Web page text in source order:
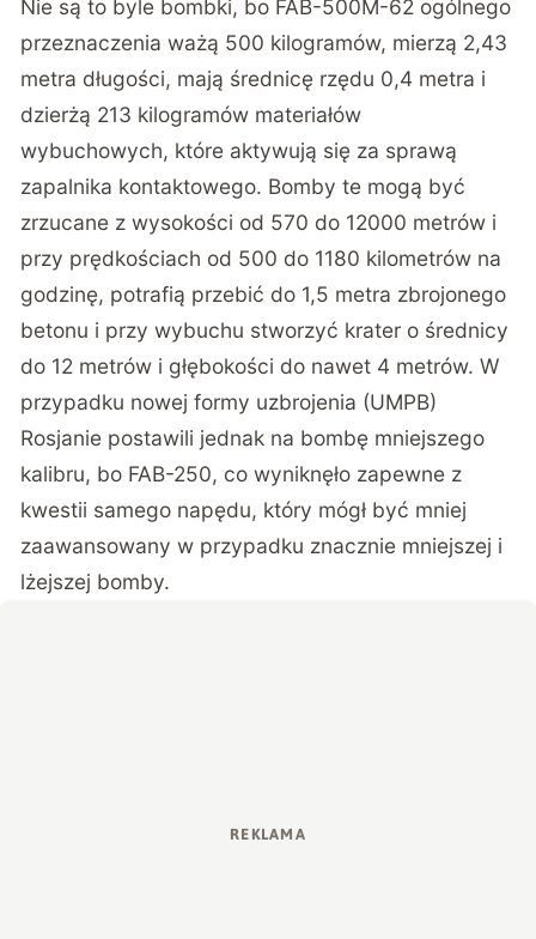
Nie są to byle bombki, bo FAB-500M-62 ogólnego
przeznaczenia ważą 500 kilogramów, mierzą 2,43
metra długości, mają średnicę rzędu 0,4 metra i
dzierżą 213 kilogramów materiałów
wybuchowych, które aktywują się za sprawą
zapalnika kontaktowego. Bomby te mogą być
zrzucane z wysokości od 570 do 12000 metrów i
przy prędkościach od 500 do 1180 kilometrów na
godzinę, potrafią przebić do 1,5 metra zbrojonego
betonu i przy wybuchu stworzyć krater o średnicy
do 12 metrów i głębokości do nawet 4 metrów. W
przypadku nowej formy uzbrojenia (UMPB)
Rosjanie postawili jednak na bombę mniejszego
kalibru, bo FAB-250, co wyniknęło zapewne z
kwestii samego napędu, który mógł być mniej
zaawansowany w przypadku znacznie mniejszej i
lżejszej bomby.